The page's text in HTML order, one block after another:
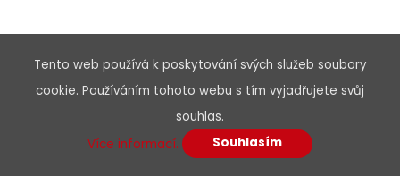
Podmínky dodavatelé
Etický kodex
Certifikáty, osvědčení
Zpracování odpadu
Ochrana údajů
Tento web používá k poskytování svých služeb soubory
cookie. Používáním tohoto webu s tím vyjadřujete svůj
souhlas.
Více informací.
Souhlasím